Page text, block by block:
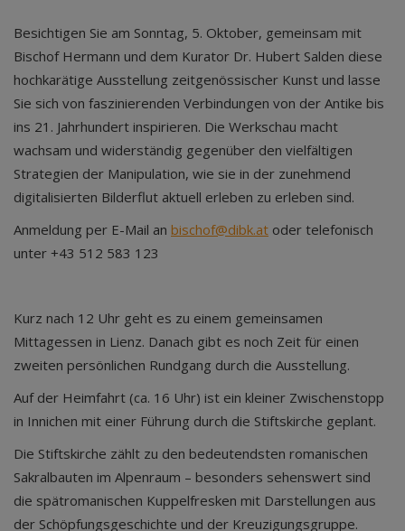
Besichtigen Sie am Sonntag, 5. Oktober, gemeinsam mit
Bischof Hermann und dem Kurator Dr. Hubert Salden diese
hochkarätige Ausstellung zeitgenössischer Kunst und lasse
Sie sich von faszinierenden Verbindungen von der Antike bis
ins 21. Jahrhundert inspirieren. Die Werkschau macht
wachsam und widerständig gegenüber den vielfältigen
Strategien der Manipulation, wie sie in der zunehmend
digitalisierten Bilderflut aktuell erleben zu erleben sind.
Anmeldung per E-Mail an bischof@dibk.at oder telefonisch
unter +43 512 583 123
Kurz nach 12 Uhr geht es zu einem gemeinsamen
Mittagessen in Lienz. Danach gibt es noch Zeit für einen
zweiten persönlichen Rundgang durch die Ausstellung.
Auf der Heimfahrt (ca. 16 Uhr) ist ein kleiner Zwischenstopp
in Innichen mit einer Führung durch die Stiftskirche geplant.
Die Stiftskirche zählt zu den bedeutendsten romanischen
Sakralbauten im Alpenraum – besonders sehenswert sind
die spätromanischen Kuppelfresken mit Darstellungen aus
der Schöpfungsgeschichte und der Kreuzigungsgruppe.